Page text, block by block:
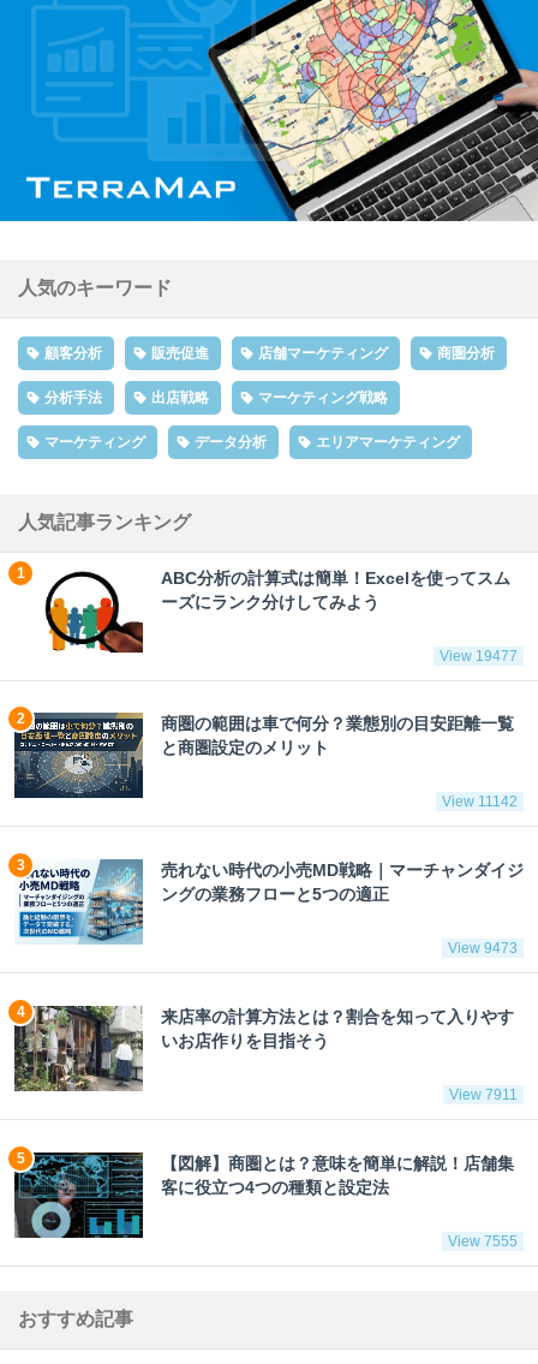
人気のキーワード
顧客分析 販売促進 店舗マーケティング 商圏分析
分析手法 出店戦略 マーケティング戦略
マーケティング データ分析 エリアマーケティング
人気記事ランキング
ABC分析の計算式は簡単！Excelを使ってスム
ーズにランク分けしてみよう
View 19477
商圏の範囲は車で何分？業態別の目安距離一覧
と商圏設定のメリット
View 11142
売れない時代の小売MD戦略｜マーチャンダイジ
ングの業務フローと5つの適正
View 9473
来店率の計算方法とは？割合を知って入りやす
いお店作りを目指そう
View 7911
【図解】商圏とは？意味を簡単に解説！店舗集
客に役立つ4つの種類と設定法
View 7555
おすすめ記事